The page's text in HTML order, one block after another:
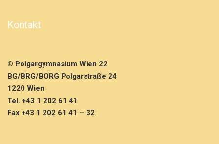
Kontakt
© Polgargymnasium Wien 22
BG/BRG/BORG Polgarstraße 24
1220 Wien
Tel. +43 1 202 61 41
Fax +43 1 202 61 41 – 32